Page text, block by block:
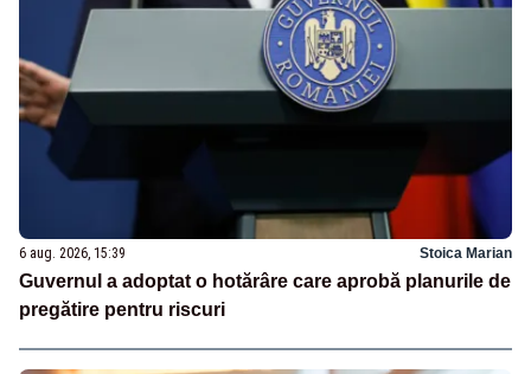
6 aug. 2026, 15:39 Stoica Marian
Guvernul a adoptat o hotărâre care aprobă planurile de
pregătire pentru riscuri